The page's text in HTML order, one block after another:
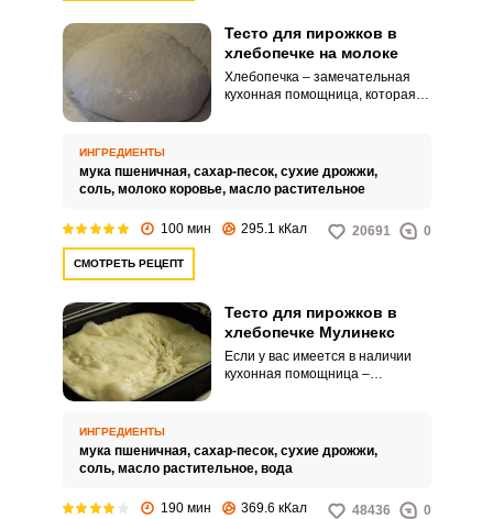
Тесто для пирожков в
хлебопечке на молоке
Хлебопечка – замечательная
кухонная помощница, которая
легким. С большим
удовольствием хочу поделиться
рецептом теста для пирожков
помощью хлебопечки.
ИНГРЕДИЕНТЫ
мука пшеничная, сахар-песок, сухие дрожжи,
соль, молоко коровье, масло растительное
100 мин 295.1 кКал 20691 0
СМОТРЕТЬ РЕЦЕПТ
Тесто для пирожков в
хлебопечке Мулинекс
Если у вас имеется в наличии
кухонная помощница –
этом тесте получаются с
нежной, воздушной текстурой и
понравятся без исключения
ИНГРЕДИЕНТЫ
мука пшеничная, сахар-песок, сухие дрожжи,
соль, масло растительное, вода
190 мин 369.6 кКал 48436 0